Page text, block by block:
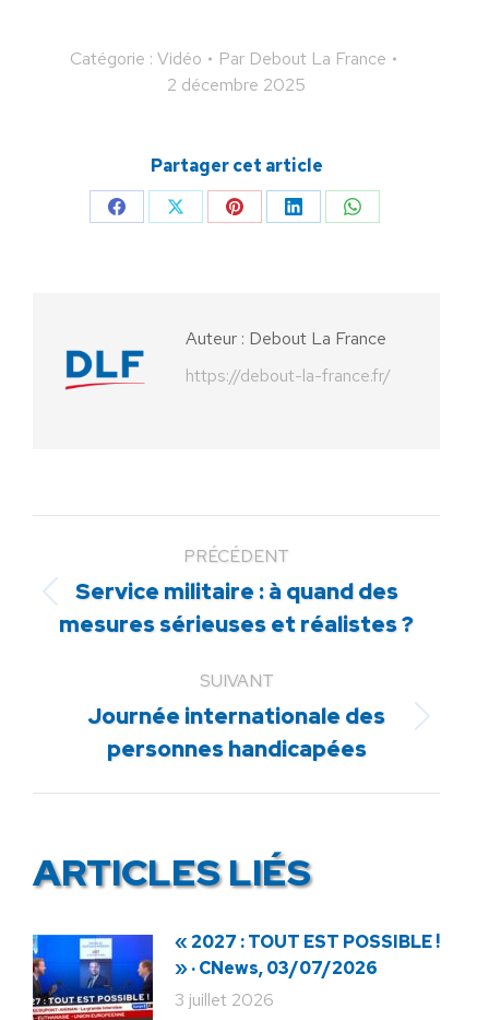
Catégorie : Vidéo Par Debout La France
2 décembre 2025
Partager cet article
PartagerPartagerPartagerPartagerPartager
Auteur : Debout La France
https://debout-la-france.fr/
PRÉCÉDENT
Article
précédent
Service militaire : à quand des
mesures sérieuses et réalistes ?
SUIVANT
Article
suivant
Journée internationale des
personnes handicapées
ARTICLES LIÉS
« 2027 : TOUT EST POSSIBLE !
» · CNews, 03/07/2026
3 juillet 2026